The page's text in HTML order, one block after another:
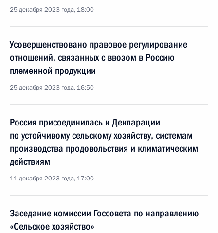
25 декабря 2023 года, 18:00
Усовершенствовано правовое регулирование
отношений, связанных с ввозом в Россию
племенной продукции
25 декабря 2023 года, 16:50
Россия присоединилась к Декларации
по устойчивому сельскому хозяйству, системам
производства продовольствия и климатическим
действиям
11 декабря 2023 года, 17:00
Заседание комиссии Госсовета по направлению
«Сельское хозяйство»